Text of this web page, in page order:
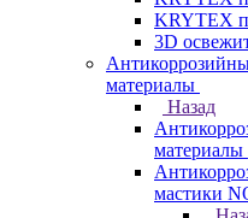
KRYTEX
3D
материалы
Назад
материалы
мастики